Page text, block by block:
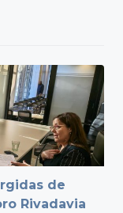
de
Rivadavia